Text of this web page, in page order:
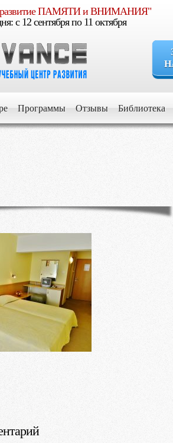
ПАМЯТИ и ВНИМАНИЯ"
c 12 сентября по 11 октября
Программы Отзывы Библиотека
Если Вы
расти умным,
Если Вы
Если Вы